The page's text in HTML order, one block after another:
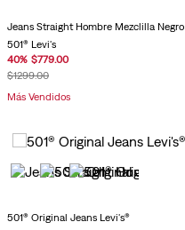
Jeans Straight Hombre Mezclilla Negro
501® Levi's
40% $779.00
$1299.00
Más Vendidos
501® Original Jeans Levi's®